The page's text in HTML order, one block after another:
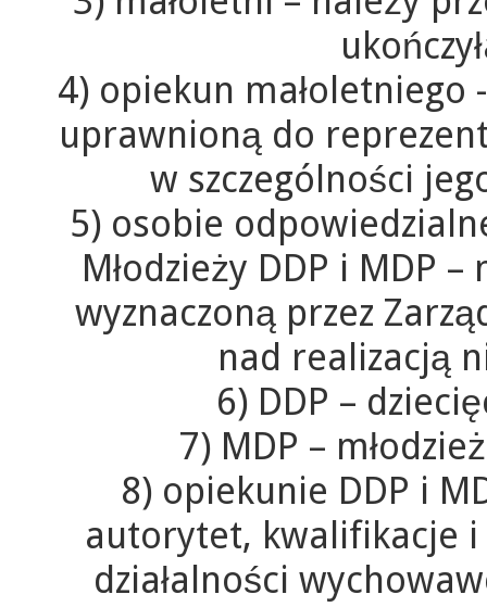
4) opiekun małoletniego
uprawnioną do
w szczególności
5) osobie
Młodzieży DDP i MDP
wyznaczoną przez
nad realizacją
6) DDP –
7) MDP –
8) opiekunie DDP i
autorytet, kwalifikacje
działalności